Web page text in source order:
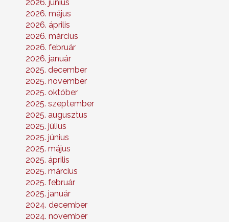
2026. június
2026. május
2026. április
2026. március
2026. február
2026. január
2025. december
2025. november
2025. október
2025. szeptember
2025. augusztus
2025. július
2025. június
2025. május
2025. április
2025. március
2025. február
2025. január
2024. december
2024. november